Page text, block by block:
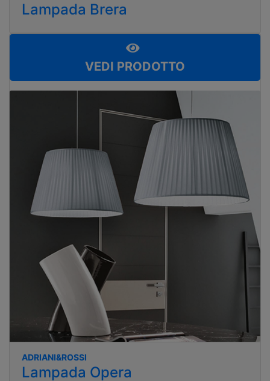
Lampada Brera
VEDI PRODOTTO
ADRIANI&ROSSI
Lampada Opera